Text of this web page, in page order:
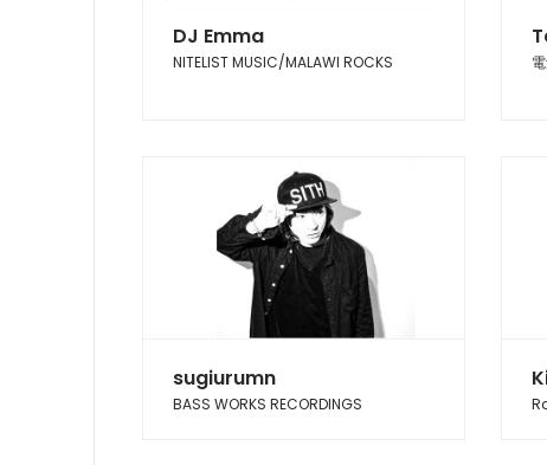
DJ Emma
NITELIST MUSIC/MALAWI ROCKS
sugiurumn
BASS WORKS RECORDINGS